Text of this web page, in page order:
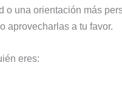
o una orientación más
aprovecharlas a tu favor.
eres: